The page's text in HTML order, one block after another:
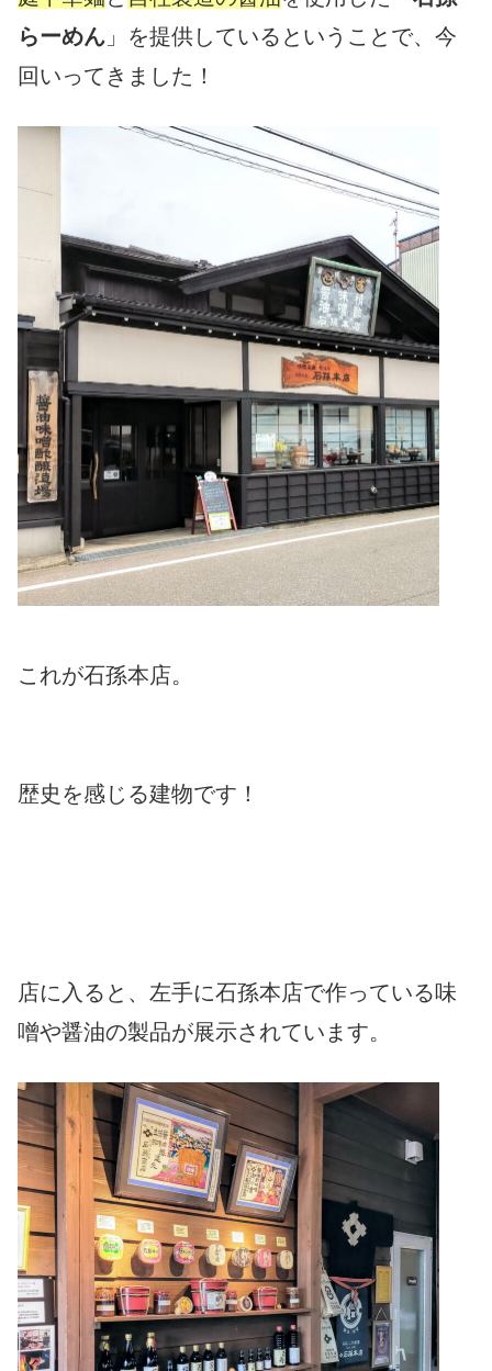
らーめん 」を提供しているということで、今
回いってきました！
これが石孫本店。
歴史を感じる建物です！
店に入ると、左手に石孫本店で作っている味
噌や醤油の製品が展示されています。